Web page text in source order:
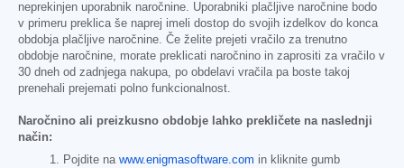
neprekinjen uporabnik naročnine. Uporabniki plačljive naročnine bodo
v primeru preklica še naprej imeli dostop do svojih izdelkov do konca
obdobja plačljive naročnine. Če želite prejeti vračilo za trenutno
obdobje naročnine, morate preklicati naročnino in zaprositi za vračilo v
30 dneh od zadnjega nakupa, po obdelavi vračila pa boste takoj
prenehali prejemati polno funkcionalnost.
Naročnino ali preizkusno obdobje lahko prekličete na naslednji
način:
Pojdite na www.enigmasoftware.com in kliknite gumb